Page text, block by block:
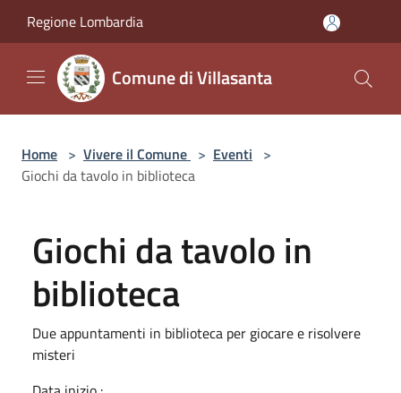
Regione Lombardia
Comune di Villasanta
Home > Vivere il Comune > Eventi >
Giochi da tavolo in biblioteca
Giochi da tavolo in
biblioteca
Due appuntamenti in biblioteca per giocare e risolvere
misteri